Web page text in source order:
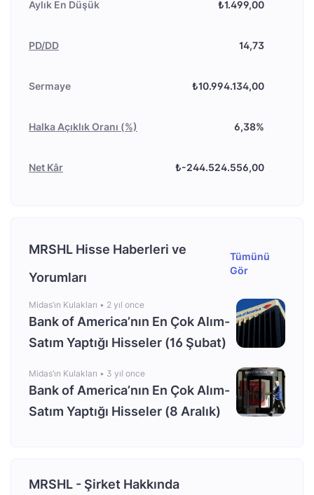
Aylık En Düşük ₺1.499,00
PD/DD 14,73
Sermaye ₺10.994.134,00
Halka Açıklık Oranı (%) 6,38%
Net Kâr ₺-244.524.556,00
MRSHL Hisse Haberleri ve
Yorumları
Tümünü
Gör
Midas’ın Kulakları • 2 yıl once
Bank of America’nın En Çok Alım-
Satım Yaptığı Hisseler (16 Şubat)
Midas’ın Kulakları • 3 yıl once
Bank of America’nın En Çok Alım-
Satım Yaptığı Hisseler (8 Aralık)
MRSHL - Şirket Hakkında